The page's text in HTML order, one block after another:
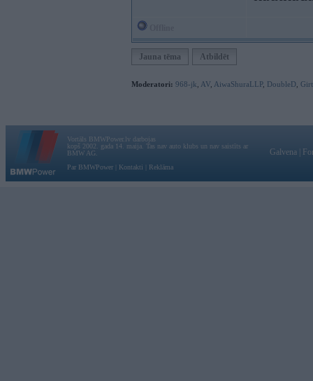
Jauna tēma Atbildēt
Moderatori: 968-jk AV AiwaShuraLLP, DoubleD
Vortāls BMWPower.lv darbojas
kopš 2002. gada 14. maija. Tas nav auto klubs un nav saistīts ar
BMW AG.
Par BMWPower
Kontakti Reklāma
Galvena